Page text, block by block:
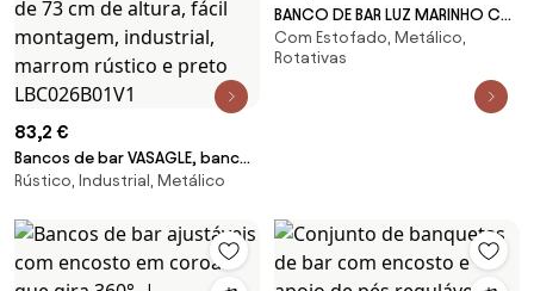
83,2 €
Bancos de bar VASAGLE, bancos
de cozinha, conjunto de 2
encosto, estrutura de aço,
assento de 73 cm de altura,
Rústico, Industrial, Metálico
BANCO DE BAR LUZ MARINHO CM
41X47.5X85-106.5 (ASSENTO CM
61-83) CONJUNTO 2 UNIDADES
Com Estofado, Metálico,
Rotativas